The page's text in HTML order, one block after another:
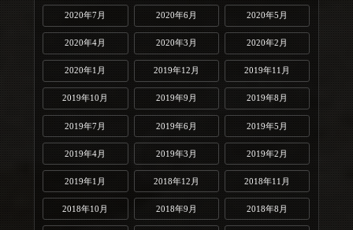
2020年7月 2020年6月 2020年5月
2020年4月 2020年3月 2020年2月
2020年1月 2019年12月 2019年11月
2019年10月 2019年9月 2019年8月
2019年7月 2019年6月 2019年5月
2019年4月 2019年3月 2019年2月
2019年1月 2018年12月 2018年11月
2018年10月 2018年9月 2018年8月